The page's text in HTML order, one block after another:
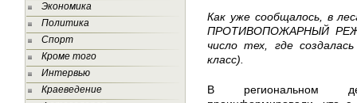
Экономика
Политика
Спорт
Кроме того
Интервью
Краеведение
Как уже сообщалось, в
ПРОТИВОПОЖАРНЫЙ
число тех, где
класс).
В региональном